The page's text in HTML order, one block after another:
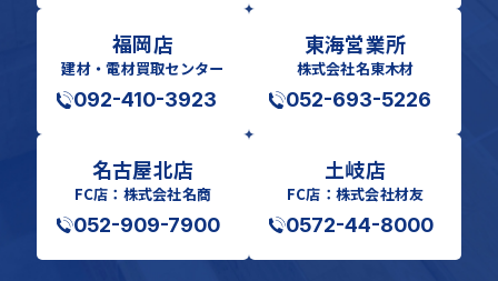
福岡店
建材・電材買取センター
092-410-3923
東海営業所
株式会社名東木材
052-693-5226
名古屋北店
FC店：株式会社名商
052-909-7900
土岐店
FC店：株式会社材友
0572-44-8000